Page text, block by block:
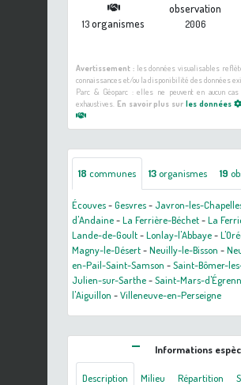
13organismes
observation
2006
Avertissement :les données visualisables
connaissances et/ou la disponibilité des données
Parc & Géoparc : elles ne peuvent en aucun
exhaustives. En savoir plus sur les données
18 communes 13organismes 19
Écouves-Gesvres- Javron-les-
d'Andaine-La Ferrière-Béchet-La
Lande-de-Goult-Lonlay-l'Abbaye-
Magny-le-Désert-Neuilly-le-Bisson -
en-Pail-Saint-Samson -Saint-Bômer-
Julien-sur-Sarthe-Saint-Mars-
l'Aiguillon -Villeneuve-en-Perseigne
Informations
Description Milieu Répartition